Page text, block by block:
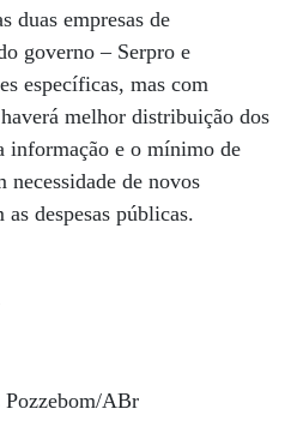
duas empresas de
governo – Serpro e
específicas, mas com
melhor distribuição dos
informação e o mínimo de
necessidade de novos
despesas públicas.
ABr